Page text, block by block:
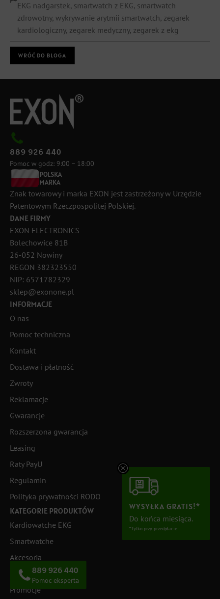
EKG nadgarstek, smartwatch z EKG, smartwatch
zdrowotny, wykrywanie arytmii smartwatch, zegarek
kardiologiczny, zegarek medyczny, zegarek z ekg
WRÓĆ DO BLOGA
889 926 440
Pomoc w godz: 9:00 – 18:00
POLSKA
MARKA
Znak towarowy i marka EXON jest zastrzeżony w Urzędzie
Patentowym Rzeczpospolitej Polskiej.
DANE FIRMY
EXON ELECTRONICS
Bolechowice 81B
26-052 Nowiny
REGON 382323550
NIP: 6571782329
sklep@exonone.pl
INFORMACJE
O nas
Pomoc techniczna
Kontakt
Dostawa i płatność
Zwroty
Reklamacje
Gwarancje
Rozszerzona gwarancja
Leasing
Raty PayU
Regulamin
Polityka prywatności RODO
KATEGORIE PRODUKTÓW
Kardiowatche EKG
Smartwatche
Akcesoria
Outlet
Promocje
WYSYŁKA GRATIS!*
Do końca miesiąca.
*Tylko przy przedpłacie
889 926 440
Pomoc eksperta